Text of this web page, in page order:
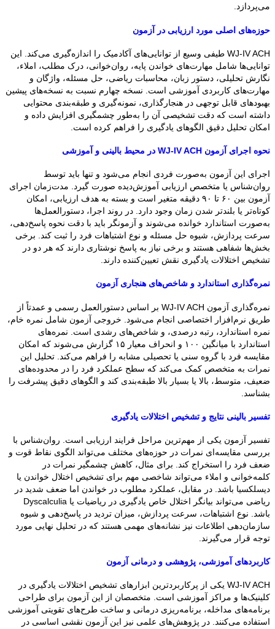
می‌پردازد.
حوزه‌های اصلی مورد ارزیابی در آزمون
WJ-IV ACH طیفی وسیع از توانایی‌های آکادمیک را اندازه‌گیری می‌کند. این
توانایی‌ها شامل مهارت‌های خواندن پایه، روان‌خوانی، درک مطلب، املاء،
نگارش تحلیلی، دستور زبان، محاسبات ریاضی، حل مسئله، واژگان و
مهارت‌های کاربردی آموزشی است. نسخه چهارم نسبت به نسخه‌های پیشین
بهبودهای قابل توجهی در هنجارگذاری، نمونه‌گیری و طبقه‌بندی محتوایی
داشته است که دقت تشخیصی آن را به‌طور چشمگیری افزایش داده و
امکان تحلیل دقیق الگوهای یادگیری را فراهم کرده است.
نحوه اجرای آزمون WJ-IV ACH در محیط بالینی و آموزشی
اجرای این آزمون به‌صورت فردی انجام می‌شود و تنها باید توسط
روان‌شناس یا متخصص ارزیابی آموزش‌دیده صورت گیرد. مدت‌زمان اجرای
آزمون بین ۶۰ تا ۹۰ دقیقه متغیر است و بسته به هدف ارزیابی، امکان
کوتاه‌تر یا بلندتر شدن زمان وجود دارد. در روند اجرا، دستورالعمل‌ها
به‌صورت استاندارد خوانده می‌شوند و آزمونگر باید با دقت نحوه پاسخ‌دهی،
سرعت پردازش، شیوه حل مسئله و نوع اشتباهات فرد را ثبت کند. برخی
بخش‌ها شفاهی هستند و برخی نیاز به پاسخ نوشتاری دارند که هر دو در
تشخیص اختلالات یادگیری نقش تعیین‌کننده دارند.
نمره‌گذاری استاندارد و شاخص‌های هنجاری آزمون
نمره‌گذاری آزمون WJ-IV ACH بر اساس دستورالعمل رسمی و عمدتاً از
طریق نرم‌افزار اختصاصی انجام می‌شود. خروجی آزمون شامل نمره خام،
نمره استاندارد، رتبه درصدی، و شاخص‌های رشدی است. نمره‌های
استاندارد با میانگین ۱۰۰ و انحراف معیار ۱۵ گزارش می‌شوند که امکان
مقایسه فرد با گروه سنی یا تحصیلی مشابه را فراهم می‌کند. تحلیل این
نمرات به متخصص کمک می‌کند که سطح عملکرد فرد را در محدوده‌های
ضعیف، متوسط، بالا یا بسیار بالا طبقه‌بندی کند و الگوهای دقیق پیشرفت را
بشناسد.
تفسیر بالینی نتایج و تشخیص اختلالات یادگیری
تفسیر آزمون یکی از مهم‌ترین مراحل فرایند ارزیابی است. روان‌شناس با
بررسی مقایسه‌ای نمرات در حوزه‌های مختلف می‌تواند الگوی نقاط قوت و
ضعف فرد را استخراج کند. برای مثال، کاهش چشمگیر نمرات در
کلمه‌خوانی و املاء می‌تواند شاخصی مهم برای تشخیص اختلال خواندن یا
دیسلکسیا باشد. در مقابل، عملکرد مطلوب در خواندن اما ضعف شدید در
ریاضی می‌تواند بیانگر اختلال خاص یادگیری در ریاضیات یا Dyscalculia
باشد. نوع اشتباهات، سرعت پردازش، میزان تردید در پاسخ‌دهی و شیوه
سازمان‌دهی اطلاعات نیز نشانه‌های مهمی هستند که در تحلیل نهایی مورد
توجه قرار می‌گیرند.
کاربردهای آموزشی، پژوهشی و درمانی آزمون
WJ-IV ACH یکی از پرکاربردترین ابزارهای تشخیص اختلالات یادگیری در
کلینیک‌ها و مراکز آموزشی است. متخصصان از این آزمون برای طراحی
برنامه‌های مداخله، برنامه‌ریزی درمانی و ساخت طرح‌های تقویتی آموزشی
استفاده می‌کنند. در پژوهش‌های علمی نیز این آزمون نقشی اساسی در